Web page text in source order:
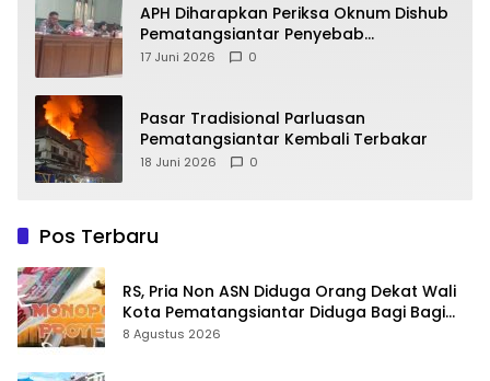
APH Diharapkan Periksa Oknum Dishub
Pematangsiantar Penyebab
Kebocoran PAD Retribusi Parkir
17 Juni 2026 0
Pasar Tradisional Parluasan
Pematangsiantar Kembali Terbakar
18 Juni 2026 0
Pos Terbaru
RS, Pria Non ASN Diduga Orang Dekat Wali
Kota Pematangsiantar Diduga Bagi Bagi
Proyek ke Kontraktor
8 Agustus 2026